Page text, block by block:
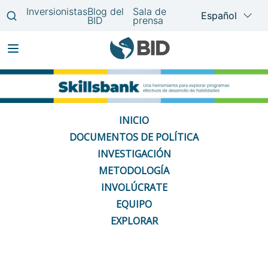
navigation
Pasar
al
INICIO
DOCUMENTOS DE POLÍTICA
INVESTIGACIÓN
METODOLOGÍA
INVOLÚCRATE
EQUIPO
EXPLORAR